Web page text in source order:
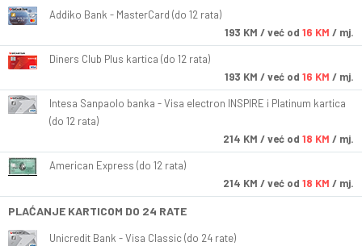
Addiko Bank - MasterCard (do 12 rata)
193 KM / već od 16 KM / mj.
Diners Club Plus kartica (do 12 rata)
193 KM / već od 16 KM / mj.
Intesa Sanpaolo banka - Visa electron INSPIRE i Platinum kartica
(do 12 rata)
214 KM / već od 18 KM / mj.
American Express (do 12 rata)
214 KM / već od 18 KM / mj.
PLAĆANJE KARTICOM DO 24 RATE
Unicredit Bank - Visa Classic (do 24 rate)